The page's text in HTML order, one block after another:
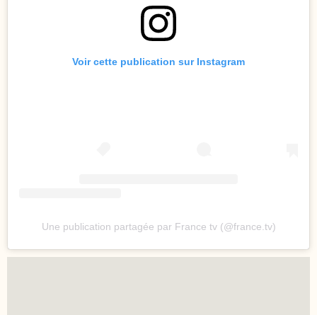
Voir cette publication sur Instagram
Une publication partagée par France tv (@france.tv)